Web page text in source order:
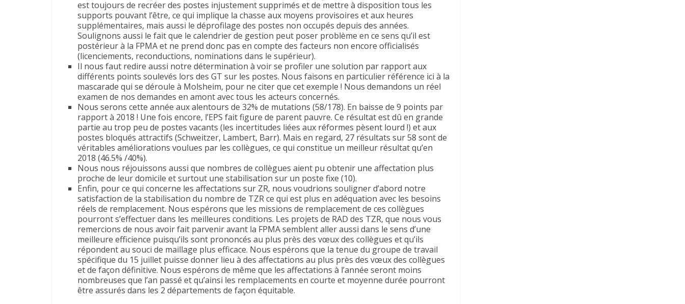
est toujours de recréer des postes injustement supprimés et de mettre à disposition tous les
supports pouvant l’être, ce qui implique la chasse aux moyens provisoires et aux heures
supplémentaires, mais aussi le déprofilage des postes non occupés depuis des années.
Soulignons aussi le fait que le calendrier de gestion peut poser problème en ce sens qu’il est
postérieur à la FPMA et ne prend donc pas en compte des facteurs non encore officialisés
(licenciements, reconductions, nominations dans le supérieur).
Il nous faut redire aussi notre détermination à voir se profiler une solution par rapport aux
différents points soulevés lors des GT sur les postes. Nous faisons en particulier référence ici à la
mascarade qui se déroule à Molsheim, pour ne citer que cet exemple ! Nous demandons un réel
examen de nos demandes en amont avec tous les acteurs concernés.
Nous serons cette année aux alentours de 32% de mutations (58/178). En baisse de 9 points par
rapport à 2018 ! Une fois encore, l’EPS fait figure de parent pauvre. Ce résultat est dû en grande
partie au trop peu de postes vacants (les incertitudes liées aux réformes pèsent lourd !) et aux
postes bloqués attractifs (Schweitzer, Lambert, Barr). Mais en regard, 27 résultats sur 58 sont de
véritables améliorations voulues par les collègues, ce qui constitue un meilleur résultat qu’en
2018 (46.5% /40%).
Nous nous réjouissons aussi que nombres de collègues aient pu obtenir une affectation plus
proche de leur domicile et surtout une stabilisation sur un poste fixe (10).
Enfin, pour ce qui concerne les affectations sur ZR, nous voudrions souligner d’abord notre
satisfaction de la stabilisation du nombre de TZR ce qui est plus en adéquation avec les besoins
réels de remplacement. Nous espérons que les missions de remplacement de ces collègues
pourront s’effectuer dans les meilleures conditions. Les projets de RAD des TZR, que nous vous
remercions de nous avoir fait parvenir avant la FPMA semblent aller aussi dans le sens d’une
meilleure efficience puisqu’ils sont prononcés au plus près des vœux des collègues et qu’ils
répondent au souci de maillage plus efficace. Nous espérons que la tenue du groupe de travail
spécifique du 15 juillet puisse donner lieu à des affectations au plus près des vœux des collègues
et de façon définitive. Nous espérons de même que les affectations à l’année seront moins
nombreuses que l’an passé et qu’ainsi les remplacements en courte et moyenne durée pourront
être assurés dans les 2 départements de façon équitable.